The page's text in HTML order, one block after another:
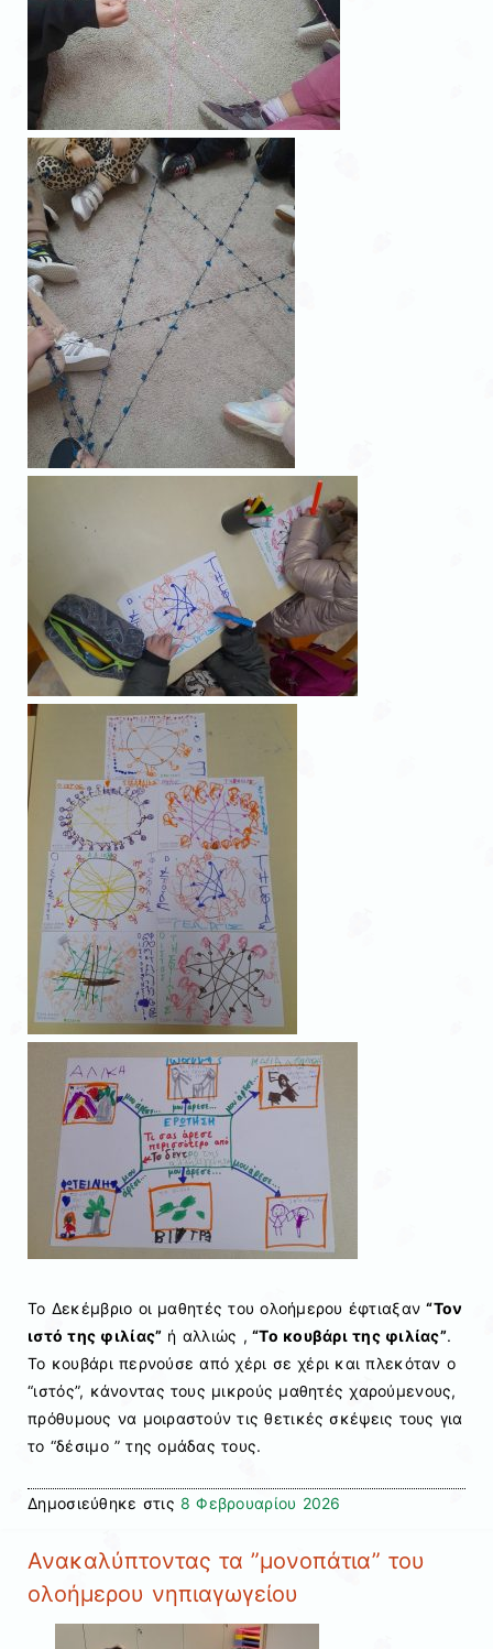
Το Δεκέμβριο οι μαθητές του ολοήμερου έφτιαξαν“Τον
ιστό της φιλίας” ή αλλιώς , “Το κουβάρι της φιλίας”.
Το κουβάρι περνούσε από χέρι σε χέρι και πλεκόταν ο
“ιστός”, κάνοντας τους μικρούς μαθητές χαρούμενους,
πρόθυμους να μοιραστούν τις θετικές σκέψεις τους για
το “δέσιμο ” της ομάδας τους.
Δημοσιεύθηκε στις 8 Φεβρουαρίου 2026
Ανακαλύπτοντας τα ”μονοπάτια” του
ολοήμερου νηπιαγωγείου